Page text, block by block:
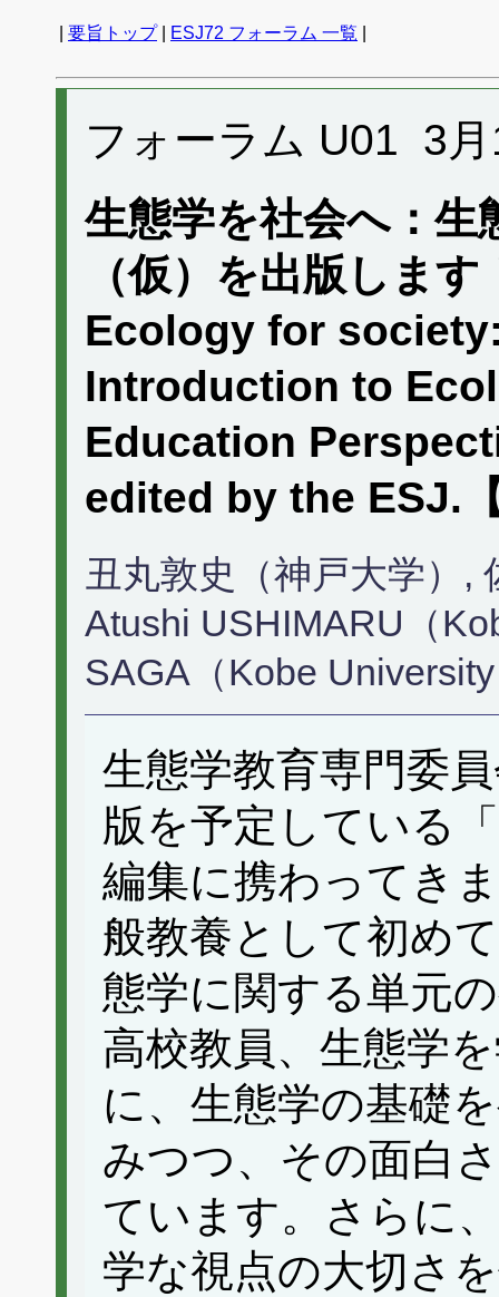
要旨トップ| ESJ72 フォーラム 一覧
フォーラム U01 3
生態学を社会へ：生
（仮）を出版します
Ecology for
Introduction to
Education
edited by the ESJ.
丑丸敦史（神戸大学）,
Atushi USHIMARU（
SAGA（Kobe
生態学教育専門委
版を予定している
編集に携わってき
般教養として初め
態学に関する単元
高校教員、生態学
に、生態学の基礎
みつつ、その面白
ています。さらに
学な視点の大切さ